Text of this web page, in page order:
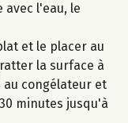
l'eau, le
et le placer au
la surface à
congélateur et
minutes jusqu'à